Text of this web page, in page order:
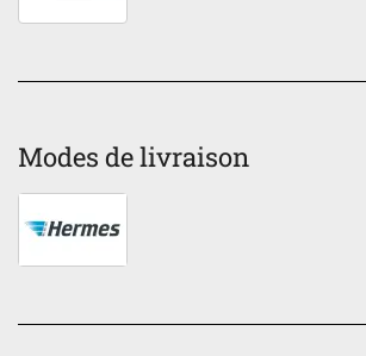
Modes de livraison